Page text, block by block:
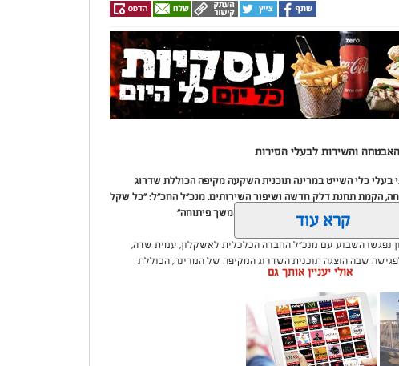
והשירות לבעלי הסירות
בעלי כלי השייט במרינה תוכנית השקעה מקיפה הכוללת שדרוג
הקמת תחנת דלק חדשה ושיפור השירותים. מנכ"ל החכ"ל: "כל שקל
אליהם באמצעות שיפור המרינה והמשך פיתוחה"
נפגשו השבוע עם מנכ"ל החברה הכלכלית לאשקלון, עמית שדה,
שבה הוצגה תוכנית השדרוג המקיפה של המרינה, הכוללת
ובפיתוח המקום לטובת ציבור בעלי הסירות.
אולס ירצין ואליסף סדון, כי לאחר שלוש שנים שבהן דמי
עדכונים שהתקיימו במרינות אחרות, עלייה בעלויות התפעול ומתוך
ואי הוודאות, בוצעו עדכונים מינוריים בתעריפי העגינה. עוד
מרינת אשקלון להיות המרינה בעלת דמי העגינה ההוגנים
קרא עוד
אולי יעניין אותך גם